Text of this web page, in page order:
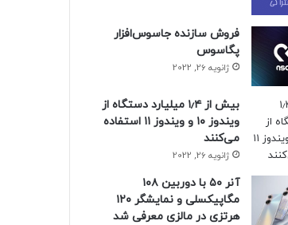
فروش سازنده جاسوس‌افزار
پگاسوس
ژانویه 26, 2022
بیش از ۱٫۴ میلیارد دستگاه از
ویندوز ۱۰ و ویندوز ۱۱ استفاده
می‌کنند
ژانویه 26, 2022
آنر ۵۰ با دوربین ۱۰۸
مگاپیکسلی و نمایشگر ۱۲۰
هرتزی در مالزی معرفی شد